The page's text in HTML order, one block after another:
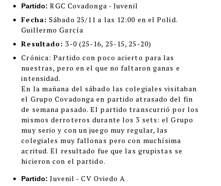
Partido: RGC Covadonga - Juvenil
Fecha: Sábado 25/11 a las 12:00 en el Polid.
Guillermo García
Resultado: 3-0 (25-16, 25-15, 25-20)
Crónica: Partido con poco acierto para las
nuestras, pero en el que no faltaron ganas e
intensidad.
En la mañana del sábado las colegiales visitaban
el Grupo Covadonga en partido atrasado del fin
de semana pasado. El partido transcurrió por los
mismos derroteros durante los 3 sets: el Grupo
muy serio y con un juego muy regular, las
colegiales muy fallonas pero con muchísima
acritud. El resultado fue que las grupistas se
hicieron con el partido.
Partido: Juvenil - CV Oviedo A